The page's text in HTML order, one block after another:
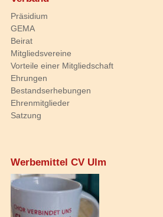
Präsidium
GEMA
Beirat
Mitgliedsvereine
Vorteile einer Mitgliedschaft
Ehrungen
Bestandserhebungen
Ehrenmitglieder
Satzung
Werbemittel CV Ulm